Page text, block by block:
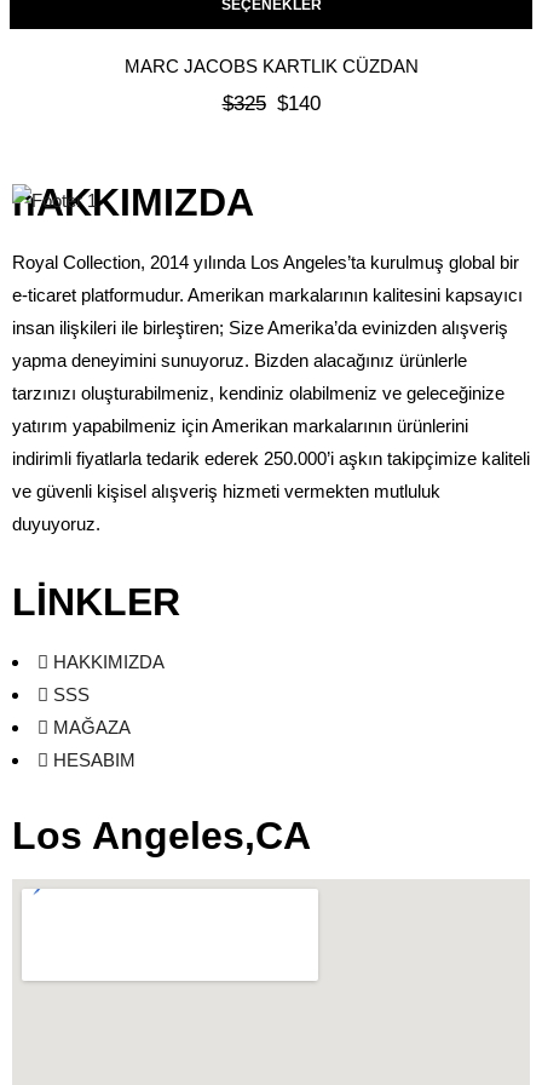
SEÇENEKLER
MARC JACOBS KARTLIK CÜZDAN
$325 $140
hAKKIMIZDA
Royal Collection, 2014 yılında Los Angeles’ta kurulmuş global bir
e-ticaret platformudur. Amerikan markalarının kalitesini kapsayıcı
insan ilişkileri ile birleştiren; Size Amerika’da evinizden alışveriş
yapma deneyimini sunuyoruz. Bizden alacağınız ürünlerle
tarzınızı oluşturabilmeniz, kendiniz olabilmeniz ve geleceğinize
yatırım yapabilmeniz için Amerikan markalarının ürünlerini
indirimli fiyatlarla tedarik ederek 250.000’i aşkın takipçimize kaliteli
ve güvenli kişisel alışveriş hizmeti vermekten mutluluk
duyuyoruz.
LİNKLER
HAKKIMIZDA
SSS
MAĞAZA
HESABIM
Los Angeles,CA